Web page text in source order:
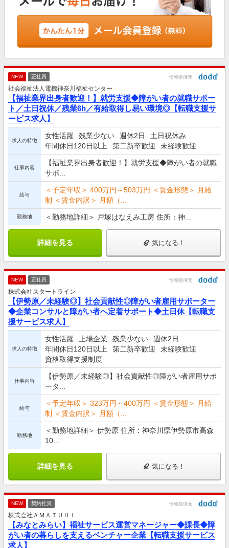
NEW 正社員 情報提供元
社会福祉法人電機神奈川福祉センター
【福祉業界出身者歓迎！】就労支援◆障がい者の就職サポー
ト／土日祝休／残業6h／有給取得し易い環境◎【転職支援サ
ービス求人】
求人の特徴
女性活躍 残業少ない 週休2日
土日祝休み
年間休日120日以上
第二新卒歓迎 未経験歓迎
仕事内容
【福祉業界出身者歓迎！】就労支援◆障がい者の就職
サポ...
給与
＜予定年収＞ 400万円～503万円 ＜賃金形態＞ 月給
制 ＜賃金内訳＞ 月額（...
勤務地 ＜勤務地詳細＞ 戸塚はなえみ工房 住所：神...
詳細を見る 気になる！
NEW 正社員 情報提供元
株式会社スタートライン
【伊勢原／未経験◎】社会貢献性◎障がい者雇用サポーター
◆企業コンサルと障がい者へ定着サポート◆土日休【転職支
援サービス求人】
求人の特徴
女性活躍 上場企業 残業少ない
週休2日
年間休日120日以上
第二新卒歓迎
未経験歓迎
資格取得支援制度
仕事内容
【伊勢原／未経験◎】社会貢献性◎障がい者雇用サポ
ータ...
給与
＜予定年収＞ 323万円～400万円 ＜賃金形態＞ 月給
制 ＜賃金内訳＞ 月額（...
勤務地
＜勤務地詳細＞ 伊勢原 住所：神奈川県伊勢原市高森
10...
詳細を見る 気になる！
NEW 契約社員 情報提供元
株式会社ＡＭＡＴＵＨＩ
【みなとみらい】福祉サービス運営マネージャー◆課長◆障
がい者の暮らしを支えるベンチャー企業【転職支援サービス
求人】